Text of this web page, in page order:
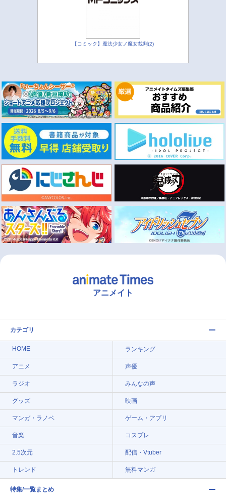
【コミック】魔法少女ノ魔女裁判(2)
アニメイト
カテゴリ
HOME ランキング
アニメ 声優
ラジオ みんなの声
グッズ 映画
マンガ・ラノベ ゲーム・アプリ
音楽 コスプレ
2.5次元 配信・Vtuber
トレンド 無料マンガ
特集/一覧まとめ